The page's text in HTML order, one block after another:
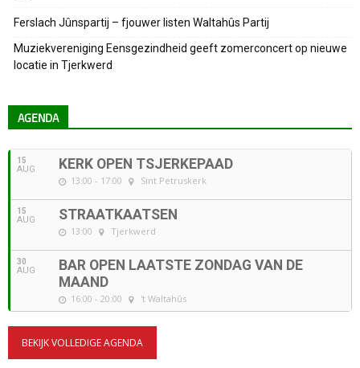
Ferslach Jûnspartij – fjouwer listen Waltahûs Partij
Muziekvereniging Eensgezindheid geeft zomerconcert op nieuwe
locatie in Tjerkwerd
AGENDA
15
AUG KERK OPEN TSJERKEPAAD
13:00 - 17:00 Sint Petruskerk
15
AUG STRAATKAATSEN
13:00 Tjerkwerd
30
AUG
BAR OPEN LAATSTE ZONDAG VAN DE
MAAND
16:00 - 20:00 't Waltahûs
BEKIJK VOLLEDIGE AGENDA